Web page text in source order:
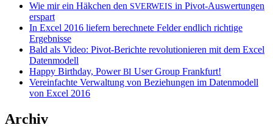
Wie mir ein Häkchen den SVERWEIS in Pivot-Auswertungen
erspart
In Excel 2016 liefern berechnete Felder endlich richtige
Ergebnisse
Bald als Video: Pivot-Berichte revolutionieren mit dem Excel
Datenmodell
Happy Birthday, PowerBI User Group Frankfurt!
Vereinfachte Verwaltung von Beziehungen im Datenmodell
von Excel 2016
Archiv